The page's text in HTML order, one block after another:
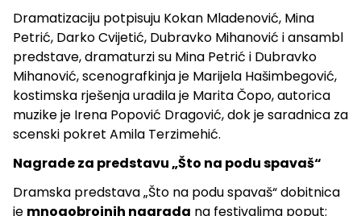
Dramatizaciju potpisuju Kokan Mladenović, Mina
Petrić, Darko Cvijetić, Dubravko Mihanović i ansambl
predstave, dramaturzi su Mina Petrić i Dubravko
Mihanović, scenografkinja je Marijela Hašimbegović,
kostimska rješenja uradila je Marita Čopo, autorica
muzike je Irena Popović Dragović, dok je saradnica za
scenski pokret Amila Terzimehić.
Nagrade za predstavu „Što na podu spavaš“
Dramska predstava „Što na podu spavaš“ dobitnica
je mnogobrojnih nagrada na festivalima poput: